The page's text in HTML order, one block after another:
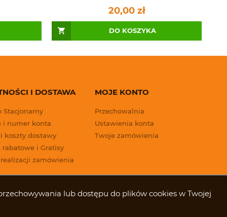
lub dostępu do plików cookies w Twojej
20,00 zł
DO KOSZYKA
I DOSTAWA
Stacjonarny
i numer konta
i koszty dostawy
rabatowe i Gratisy
realizacji zamówienia
MOJE KONTO
Przechowalnia
Ustawienia konta
Twoje zamówienia